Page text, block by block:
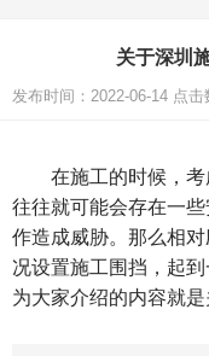
关于深圳
发布时间：2022-06-14 点击
在施工的时候，
往往就可能会存在一
作造成威胁。那么相
况设置施工围挡，起
为大家介绍的内容就